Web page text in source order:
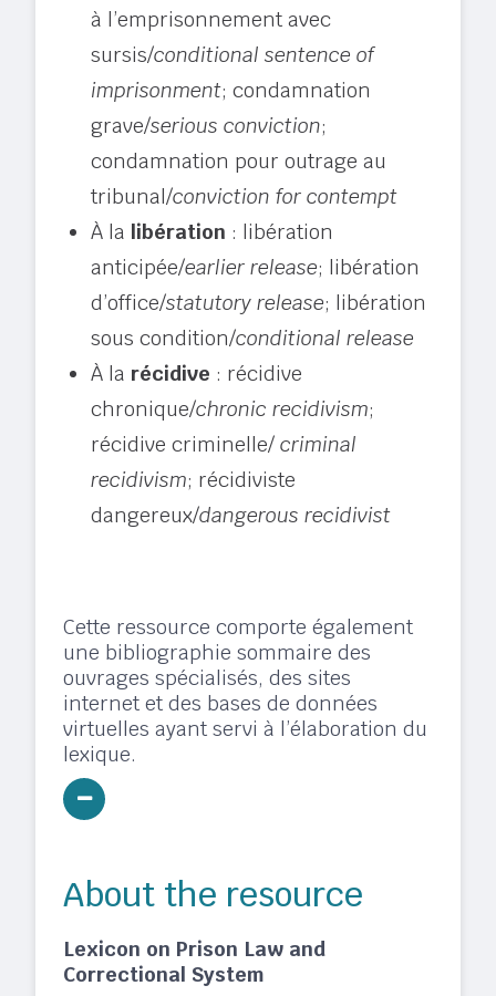
à l’emprisonnement avec
sursis/conditional sentence of
imprisonment; condamnation
grave/serious conviction;
condamnation pour outrage au
tribunal/conviction for contempt
À la libération : libération
anticipée/earlier release; libération
d’office/statutory release; libération
sous condition/conditional release
À la récidive : récidive
chronique/chronic recidivism;
récidive criminelle/criminal
recidivism; récidiviste
dangereux/dangerous recidivist
Cette ressource comporte également
une bibliographie sommaire des
ouvrages spécialisés, des sites
internet et des bases de données
virtuelles ayant servi à l’élaboration du
lexique.
About the resource
Lexicon on Prison Law and
Correctional System